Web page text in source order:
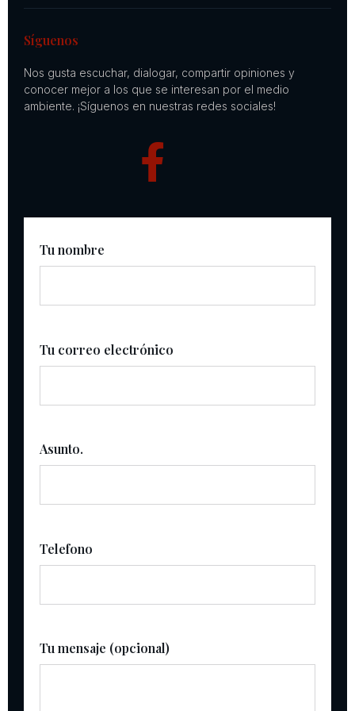
Síguenos
Nos gusta escuchar, dialogar, compartir opiniones y
conocer mejor a los que se interesan por el medio
ambiente. ¡Síguenos en nuestras redes sociales!
Tu nombre
Tu correo electrónico
Asunto.
Telefono
Tu mensaje (opcional)